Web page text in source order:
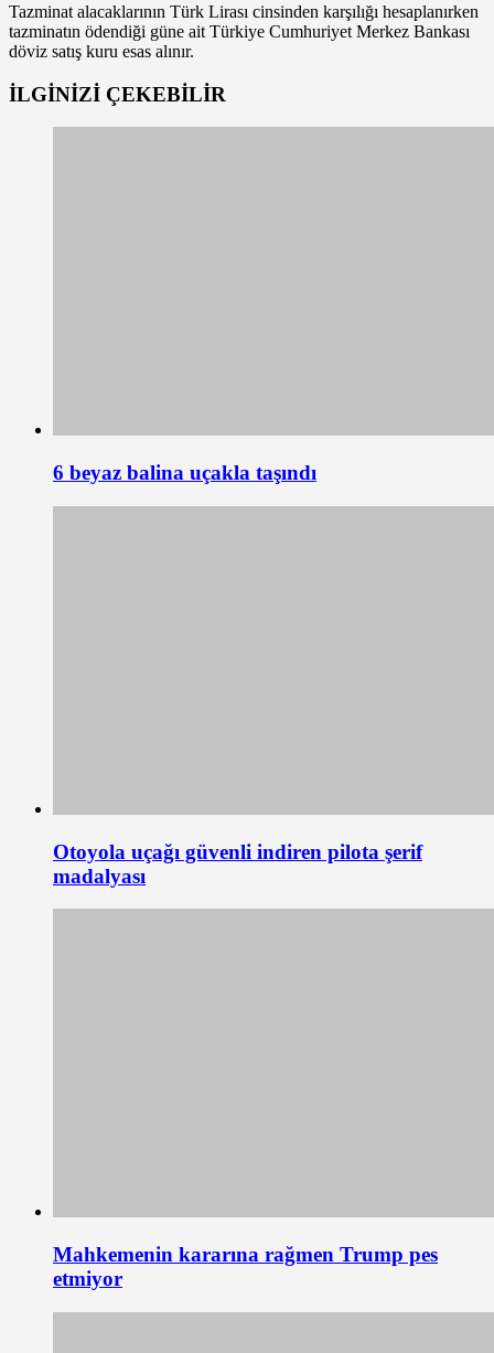
Tazminat alacaklarının Türk Lirası cinsinden karşılığı hesaplanırken
tazminatın ödendiği güne ait Türkiye Cumhuriyet Merkez Bankası
döviz satış kuru esas alınır.
İLGİNİZİ ÇEKEBİLİR
6 beyaz balina uçakla taşındı
Otoyola uçağı güvenli indiren pilota şerif
madalyası
Mahkemenin kararına rağmen Trump pes
etmiyor